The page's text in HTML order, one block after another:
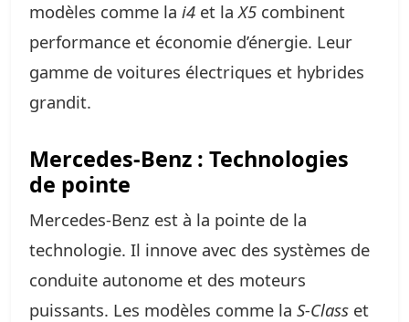
modèles comme la i4 et laX5 combinent
performance et économie d’énergie. Leur
gamme de voitures électriques et hybrides
grandit.
Mercedes-Benz : Technologies
de pointe
Mercedes-Benz est à la pointe de la
technologie. Il innove avec des systèmes de
conduite autonome et des moteurs
puissants. Les modèles comme la S-Class et